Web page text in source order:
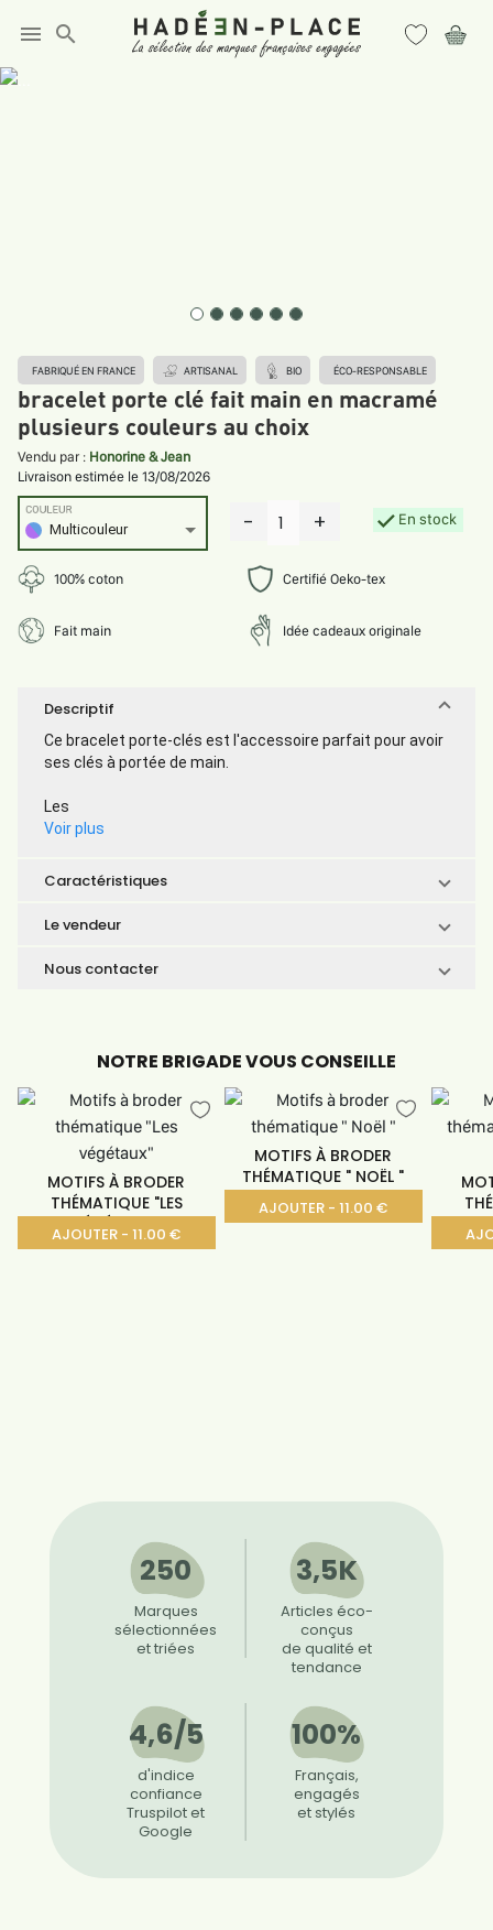
menu search
FABRIQUÉ EN FRANCE ARTISANAL BIO ÉCO-RESPONSABLE
bracelet porte clé fait main en macramé
plusieurs couleurs au choix
Vendu par : Honorine & Jean
Livraison estimée le 13/08/2026
100% coton Certifié Oeko-tex
Fait main Idée cadeaux originale
Multicouleur
COULEUR - 1 + En stock
Descriptif
Ce bracelet porte-clés est l'accessoire parfait pour avoir
ses clés à portée de main.
Les
Voir plus
Caractéristiques
Le vendeur
Nous contacter
NOTRE BRIGADE VOUS CONSEILLE
MOTIFS À BRODER
THÉMATIQUE "LES
VÉGÉTAUX"
AJOUTER - 11.00 €
MOTIFS À BRODER
THÉMATIQUE " NOËL "
AJOUTER - 11.00 €
250
Marques
sélectionnées
et triées
3,5K
Articles éco-
conçus
de qualité et
tendance
4,6/5
d'indice
confiance
Truspilot et
Google
100%
Français,
engagés
et stylés